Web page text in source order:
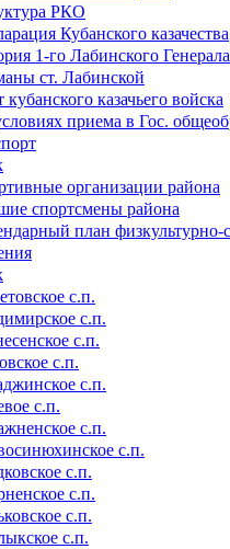
РКО
Кубанского казачества
1-го Лабинского
ст. Лабинской
кубанского казачьего войска
приема в Гос.
организации района
спортсмены района
план
с.п.
с.п.
с.п.
с.п.
с.п.
с.п.
с.п.
с.п.
с.п.
с.п.
с.п.
с.п.